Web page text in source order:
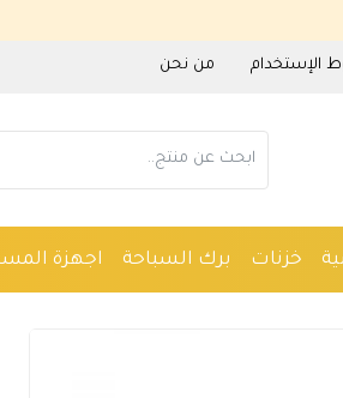
الإستخدام من نحن
خزنات برك السباحة اجهزة